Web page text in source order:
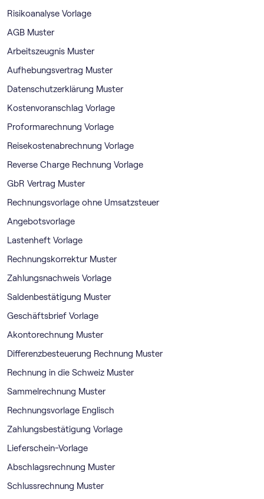
Risikoanalyse Vorlage
AGB Muster
Arbeitszeugnis Muster
Aufhebungsvertrag Muster
Datenschutzerklärung Muster
Kostenvoranschlag Vorlage
Proformarechnung Vorlage
Reisekostenabrechnung Vorlage
Reverse Charge Rechnung Vorlage
GbR Vertrag Muster
Rechnungsvorlage ohne Umsatzsteuer
Angebotsvorlage
Lastenheft Vorlage
Rechnungskorrektur Muster
Zahlungsnachweis Vorlage
Saldenbestätigung Muster
Geschäftsbrief Vorlage
Akontorechnung Muster
Differenzbesteuerung Rechnung Muster
Rechnung in die Schweiz Muster
Sammelrechnung Muster
Rechnungsvorlage Englisch
Zahlungsbestätigung Vorlage
Lieferschein-Vorlage
Abschlagsrechnung Muster
Schlussrechnung Muster